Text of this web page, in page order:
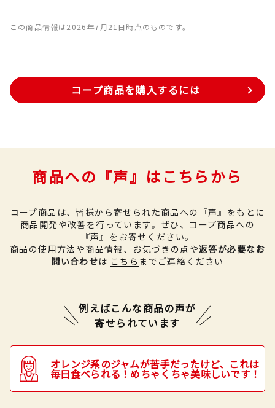
この商品情報は2026年7月21日時点のものです。
コープ商品を購入するには
商品への『声』はこちらから
コープ商品は、皆様から寄せられた商品への『声』をもとに
商品開発や改善を行っています。 ぜひ、コープ商品への
『声』をお寄せください。
商品の使用方法や商品情報、お気づきの点や返答が必要なお
問い合わせは こちら までご連絡ください
例えばこんな商品の声が
寄せられています
オレンジ系のジャムが苦手だったけど、これは
毎日食べられる！めちゃくちゃ美味しいです！